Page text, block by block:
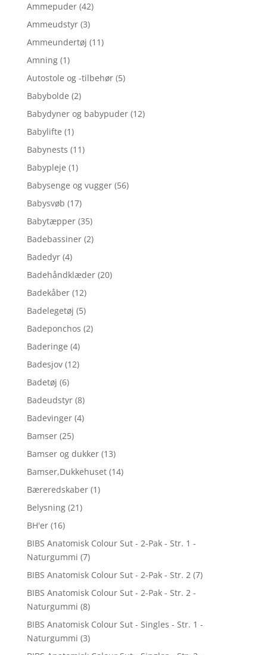
Ammepuder (42)
Ammeudstyr (3)
Ammeundertøj (11)
Amning (1)
Autostole og -tilbehør (5)
Babybolde (2)
Babydyner og babypuder (12)
Babylifte (1)
Babynests (11)
Babypleje (1)
Babysenge og vugger (56)
Babysvøb (17)
Babytæpper (35)
Badebassiner (2)
Badedyr (4)
Badehåndklæder (20)
Badekåber (12)
Badelegetøj (5)
Badeponchos (2)
Baderinge (4)
Badesjov (12)
Badetøj (6)
Badeudstyr (8)
Badevinger (4)
Bamser (25)
Bamser og dukker (13)
Bamser,Dukkehuset (14)
Bæreredskaber (1)
Belysning (21)
BH'er (16)
BIBS Anatomisk Colour Sut - 2-Pak - Str. 1 -
Naturgummi (7)
BIBS Anatomisk Colour Sut - 2-Pak - Str. 2 (7)
BIBS Anatomisk Colour Sut - 2-Pak - Str. 2 -
Naturgummi (8)
BIBS Anatomisk Colour Sut - Singles - Str. 1 -
Naturgummi (3)